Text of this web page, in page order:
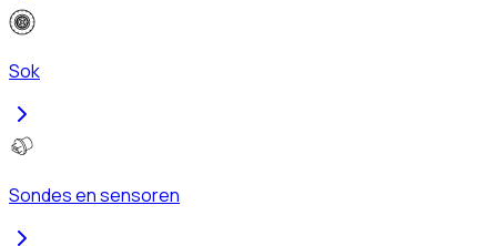
Sok
Sondes en sensoren